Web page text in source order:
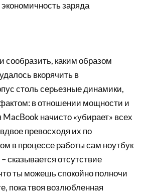
заряда
сообразить, каким образом
вкорячить в
столь серьезные динамики,
в отношении мощности и
начисто «убирает» всех
превосходя их по
в процессе работы сам ноутбук
сказывается отсутствие
ты можешь спокойно полночи
пока твоя возлюбленная